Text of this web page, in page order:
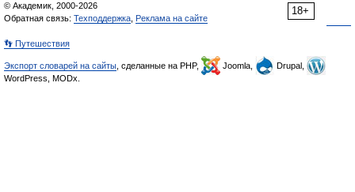
18+
© Академик, 2000-2026
Обратная связь: Техподдержка Реклама на сайте
👣 Путешествия
Экспорт словарей на сайты , сделанные на PHP, Joomla,
Drupal,
WordPress, MODx.